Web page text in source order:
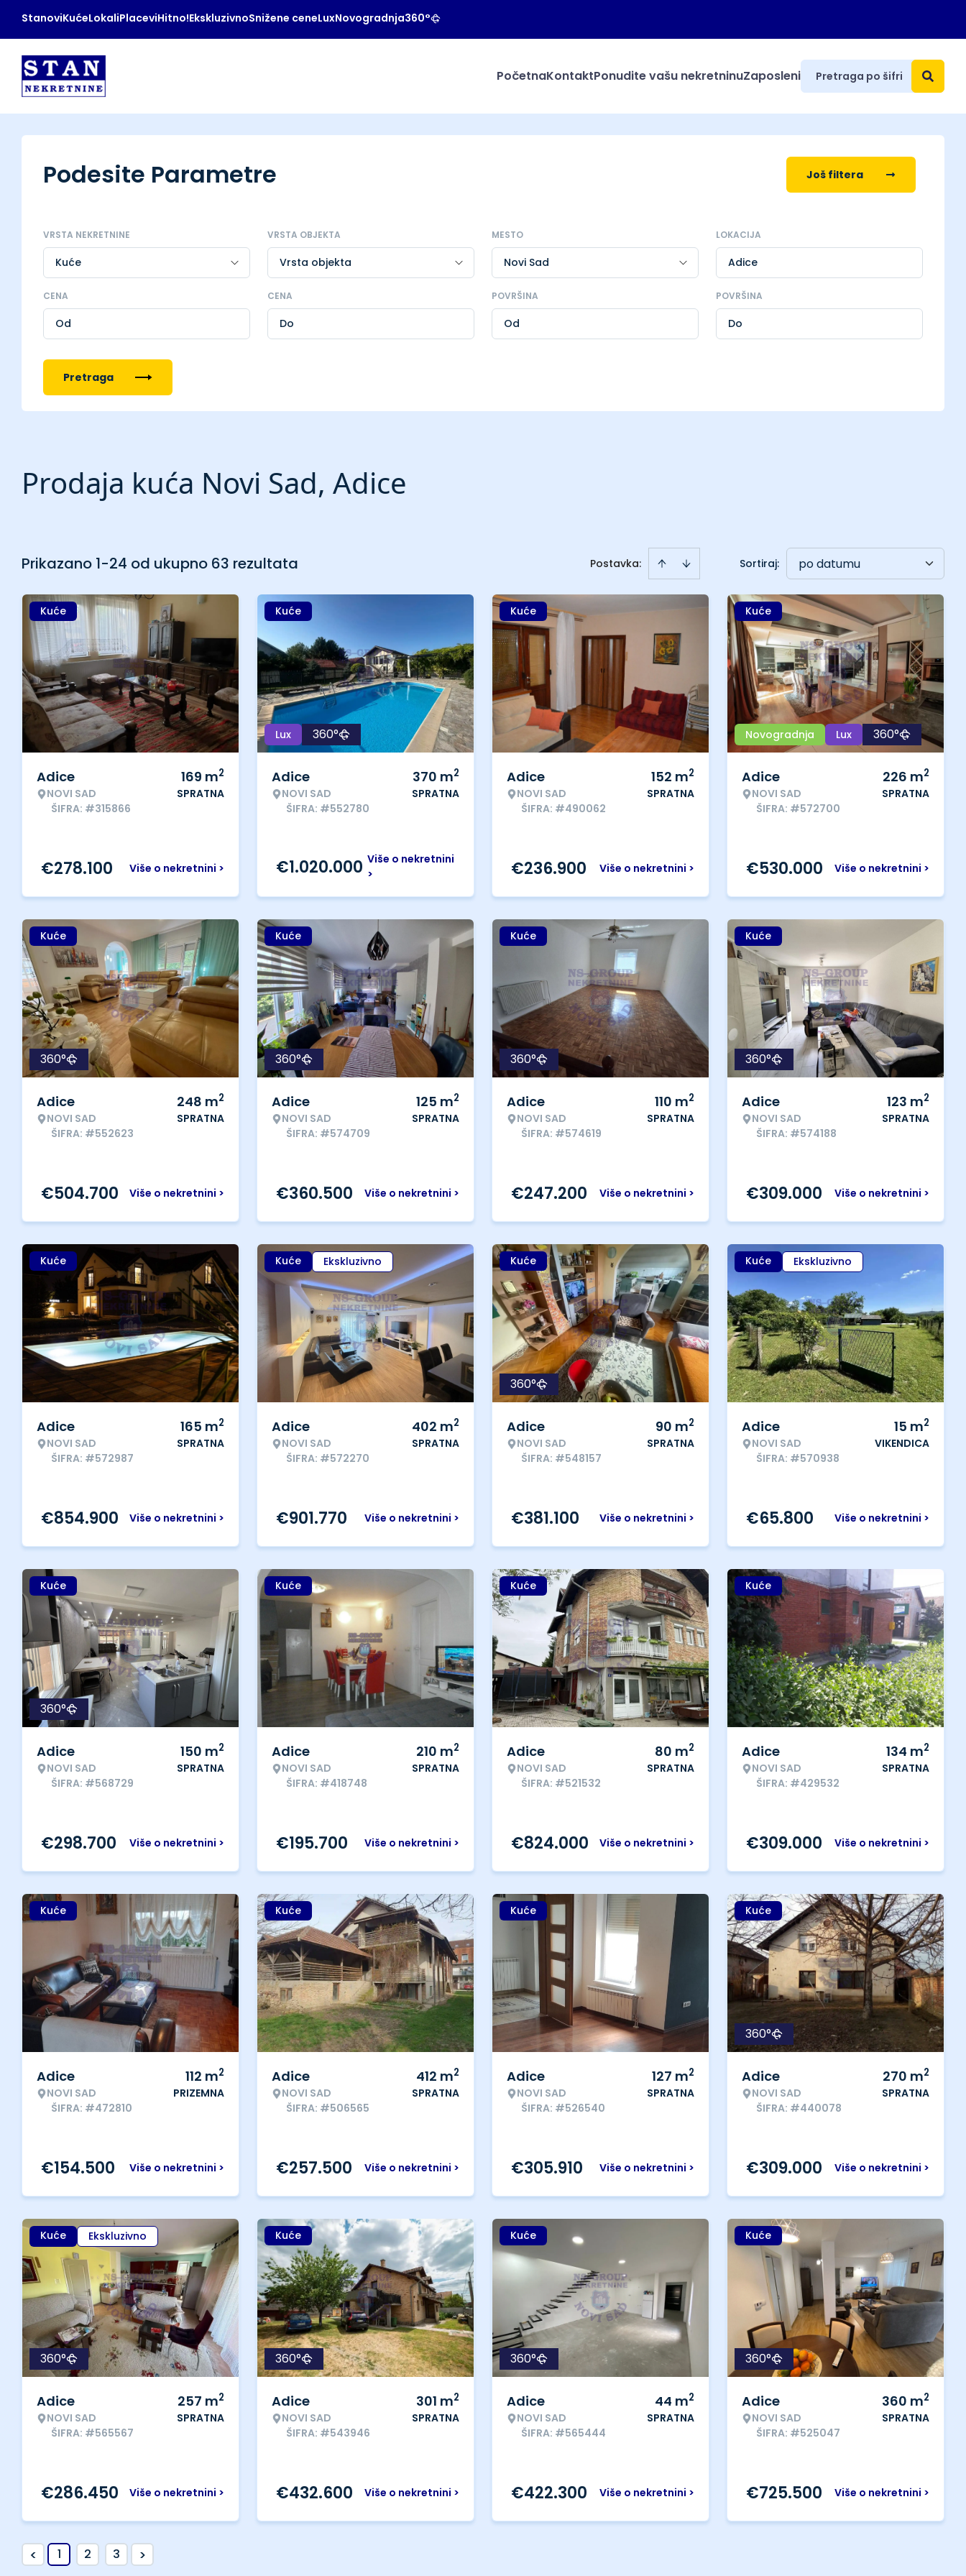
StanoviKućeLokaliPlaceviHitno!EkskluzivnoSnižene ceneLuxNovogradnja360°
PočetnaKontaktPonudite vašu nekretninuZaposleni
Podesite Parametre Još filtera
VRSTA NEKRETNINE VRSTA OBJEKTA MESTO LOKACIJA
Adice
CENA CENA POVRŠINA POVRŠINA
Pretraga
Prodaja kuća Novi Sad, Adice
Prikazano 1-24 od ukupno 63 rezultata Postavka: Sortiraj: po datumu
Kuće
Adice
NOVI SAD
ŠIFRA: #315866
169 m2
SPRATNA
Više o nekretnini >
€278.100
Kuće
Lux 360°
Adice
NOVI SAD
ŠIFRA: #552780
370 m2
SPRATNA
Više o nekretnini
>
€1.020.000
Kuće
Adice
NOVI SAD
ŠIFRA: #490062
152 m2
SPRATNA
Više o nekretnini >
€236.900
Kuće
Novogradnja Lux 360°
Adice
NOVI SAD
ŠIFRA: #572700
226 m2
SPRATNA
Više o nekretnini >
€530.000
Kuće
360°
Adice
NOVI SAD
ŠIFRA: #552623
248 m2
SPRATNA
Više o nekretnini >
€504.700
Kuće
360°
Adice
NOVI SAD
ŠIFRA: #574709
125 m2
SPRATNA
Više o nekretnini >
€360.500
Kuće
360°
Adice
NOVI SAD
ŠIFRA: #574619
110 m2
SPRATNA
Više o nekretnini >
€247.200
Kuće
360°
Adice
NOVI SAD
ŠIFRA: #574188
123 m2
SPRATNA
Više o nekretnini >
€309.000
Kuće
Adice
NOVI SAD
ŠIFRA: #572987
165 m2
SPRATNA
Više o nekretnini >
€854.900
Kuće Ekskluzivno
Adice
NOVI SAD
ŠIFRA: #572270
402 m2
SPRATNA
Više o nekretnini >
€901.770
Kuće
360°
Adice
NOVI SAD
ŠIFRA: #548157
90 m2
SPRATNA
Više o nekretnini >
€381.100
Kuće Ekskluzivno
Adice
NOVI SAD
ŠIFRA: #570938
15 m2
VIKENDICA
Više o nekretnini >
€65.800
Kuće
360°
Adice
NOVI SAD
ŠIFRA: #568729
150 m2
SPRATNA
Više o nekretnini >
€298.700
Kuće
Adice
NOVI SAD
ŠIFRA: #418748
210 m2
SPRATNA
Više o nekretnini >
€195.700
Kuće
Adice
NOVI SAD
ŠIFRA: #521532
80 m2
SPRATNA
Više o nekretnini >
€824.000
Kuće
Adice
NOVI SAD
ŠIFRA: #429532
134 m2
SPRATNA
Više o nekretnini >
€309.000
Kuće
Adice
NOVI SAD
ŠIFRA: #472810
112 m2
PRIZEMNA
Više o nekretnini >
€154.500
Kuće
Adice
NOVI SAD
ŠIFRA: #506565
412 m2
SPRATNA
Više o nekretnini >
€257.500
Kuće
Adice
NOVI SAD
ŠIFRA: #526540
127 m2
SPRATNA
Više o nekretnini >
€305.910
Kuće
360°
Adice
NOVI SAD
ŠIFRA: #440078
270 m2
SPRATNA
Više o nekretnini >
€309.000
Kuće Ekskluzivno
360°
Adice
NOVI SAD
ŠIFRA: #565567
257 m2
SPRATNA
Više o nekretnini >
€286.450
Kuće
360°
Adice
NOVI SAD
ŠIFRA: #543946
301 m2
SPRATNA
Više o nekretnini >
€432.600
Kuće
360°
Adice
NOVI SAD
ŠIFRA: #565444
44 m2
SPRATNA
Više o nekretnini >
€422.300
Kuće
360°
Adice
NOVI SAD
ŠIFRA: #525047
360 m2
SPRATNA
Više o nekretnini >
€725.500
< 1 2 3 >